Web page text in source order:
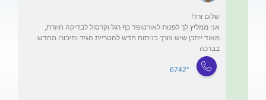
אני ממליץ לך לפנות לאורטופד כף רגל וקרסול לבדיקה חוזרת,
בברכה
*6742